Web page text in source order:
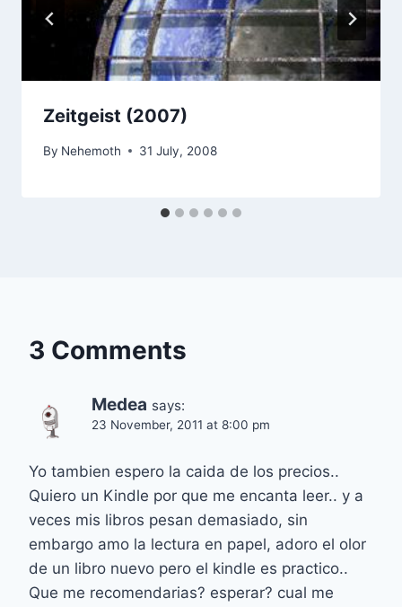
Zeitgeist (2007)
By Nehemoth 31 July, 2008
3 Comments
Medea says:
23 November, 2011 at 8:00 pm
Yo tambien espero la caida de los precios..
Quiero un Kindle por que me encanta leer.. y a
veces mis libros pesan demasiado, sin
embargo amo la lectura en papel, adoro el olor
de un libro nuevo pero el kindle es practico..
Que me recomendarias? esperar? cual me